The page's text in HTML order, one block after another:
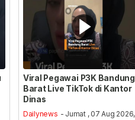
Viral Pegawai P3K Bandung
Barat Live TikTok di Kantor
Dinas
Dailynews - Jumat , 07 Aug 2026,